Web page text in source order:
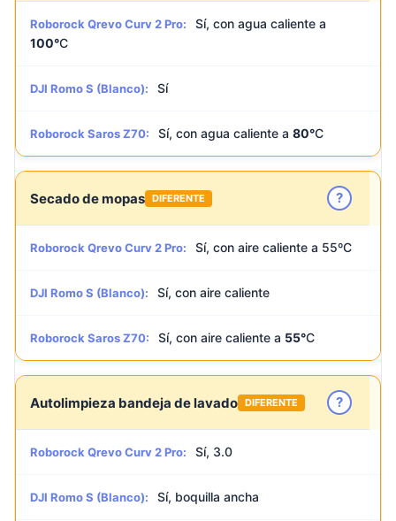
Roborock Qrevo Curv 2 Pro:
Sí, con agua caliente a
100°C
DJI Romo S (Blanco): Sí
Roborock Saros Z70: Sí, con agua caliente a 80°C
Secado de mopas DIFERENTE ?
Roborock Qrevo Curv 2 Pro: Sí, con aire caliente a 55ºC
DJI Romo S (Blanco): Sí, con aire caliente
Roborock Saros Z70: Sí, con aire caliente a 55°C
Autolimpieza bandeja de lavado DIFERENTE ?
Roborock Qrevo Curv 2 Pro: Sí, 3.0
DJI Romo S (Blanco): Sí, boquilla ancha